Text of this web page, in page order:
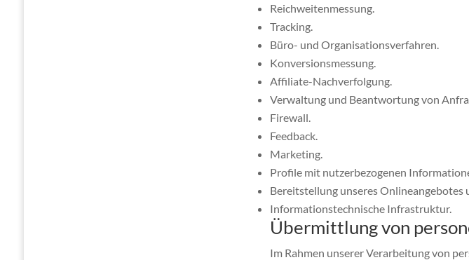
Reichweitenmessung.
Tracking.
Büro- und Organisationsverfahren.
Konversionsmessung.
Affiliate-Nachverfolgung.
Verwaltung und Beantwortung von
Firewall.
Feedback.
Marketing.
Profile mit nutzerbezogenen
Bereitstellung unseres Onlineangebotes
Informationstechnische Infrastruktur.
Übermittlung von
Im Rahmen unserer Verarbeitung von